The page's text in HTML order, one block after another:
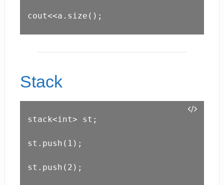
cout<<a.size();
Stack
stack<int> st;
st.push(1);
st.push(2);